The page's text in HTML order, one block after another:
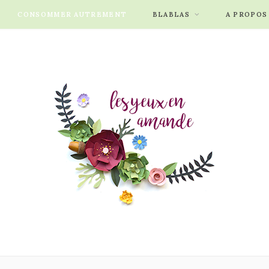
CONSOMMER AUTREMENT BLABLAS A PROPOS